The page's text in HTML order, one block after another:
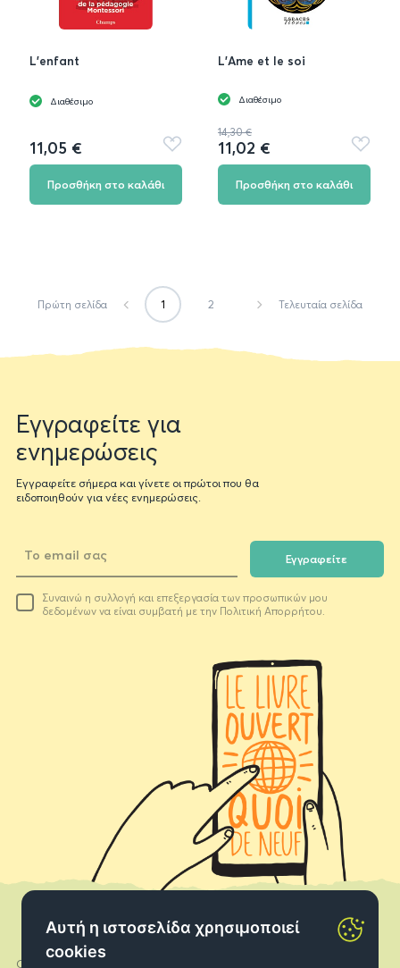
Αυτή η ιστοσελίδα χρησιμοποιεί
cookies
L'enfant
Διαθέσιμο
11,05 €
Προσθήκη
στα
Προσθήκη στο καλάθι
L'Ame et le soi
Διαθέσιμο
14,30 €
11,02 €
στα
Προσθήκη στο καλάθι
Πρώτη σελίδα 1 2 Τελευταία σελίδα
Newsletter
form
Εγγραφείτε για
ενημερώσεις
Εγγραφείτε σήμερα και γίνετε οι πρώτοι που θα
ειδοποιηθούν για νέες ενημερώσεις.
email
σας
Εγγραφείτε
Συναινώ η συλλογή και επεξεργασία των προσωπικών μου
δεδομένων να είναι συμβατή με την Πολιτική Απορρήτου.
Ο λογαριασμός μου